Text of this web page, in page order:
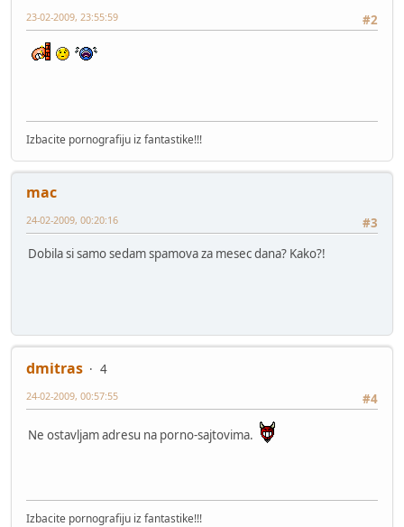
#2
23-02-2009, 23:55:59
Izbacite pornografiju iz fantastike!!!
mac
#3
24-02-2009, 00:20:16
Dobila si samo sedam spamova za mesec dana? Kako?!
dmitras
4
#4
24-02-2009, 00:57:55
Ne ostavljam adresu na porno-sajtovima.
Izbacite pornografiju iz fantastike!!!